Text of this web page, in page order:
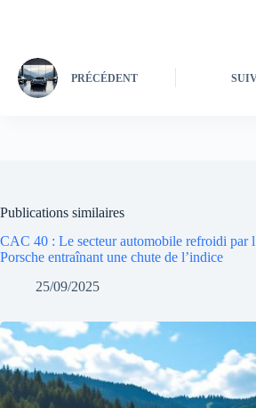
PRÉCÉDENT
Publications similaires
CAC 40 : Le secteur automobile refroidi par
Porsche entraînant une chute de l’indice
25/09/2025